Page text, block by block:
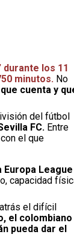
durante los 11
minutos. No
cuenta y
del fútbol
FC. Entre
el que
League
capacidad
el difícil
el colombiano
pueda dar el